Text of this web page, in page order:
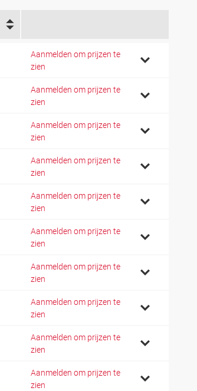
Aanmelden om prijzen te
zien
Aanmelden om prijzen te
zien
Aanmelden om prijzen te
zien
Aanmelden om prijzen te
zien
Aanmelden om prijzen te
zien
Aanmelden om prijzen te
zien
Aanmelden om prijzen te
zien
Aanmelden om prijzen te
zien
Aanmelden om prijzen te
zien
Aanmelden om prijzen te
zien